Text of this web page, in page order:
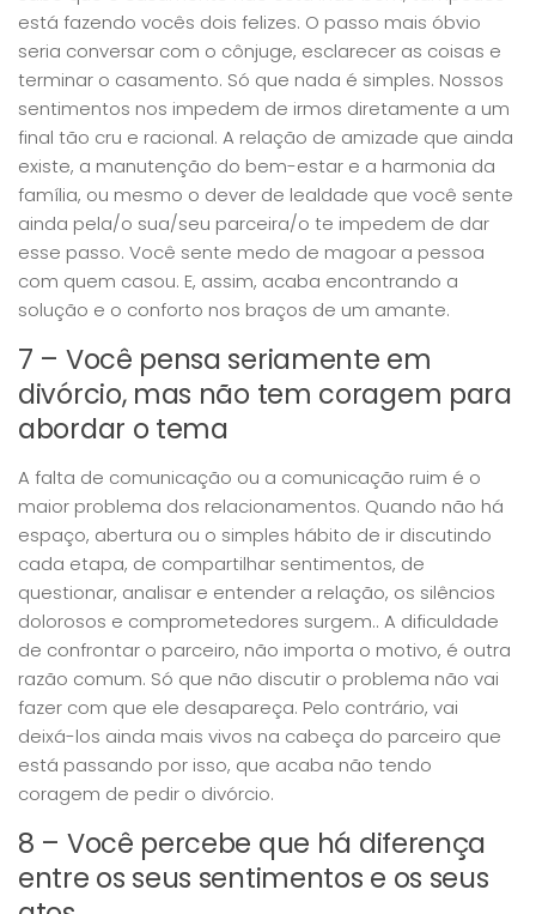
está fazendo vocês dois felizes. O passo mais óbvio
seria conversar com o cônjuge, esclarecer as coisas e
terminar o casamento. Só que nada é simples. Nossos
sentimentos nos impedem de irmos diretamente a um
final tão cru e racional. A relação de amizade que ainda
existe, a manutenção do bem-estar e a harmonia da
família, ou mesmo o dever de lealdade que você sente
ainda pela/o sua/seu parceira/o te impedem de dar
esse passo. Você sente medo de magoar a pessoa
com quem casou. E, assim, acaba encontrando a
solução e o conforto nos braços de um amante.
7 – Você pensa seriamente em
divórcio, mas não tem coragem para
abordar o tema
A falta de comunicação ou a comunicação ruim é o
maior problema dos relacionamentos. Quando não há
espaço, abertura ou o simples hábito de ir discutindo
cada etapa, de compartilhar sentimentos, de
questionar, analisar e entender a relação, os silêncios
dolorosos e comprometedores surgem.. A dificuldade
de confrontar o parceiro, não importa o motivo, é outra
razão comum. Só que não discutir o problema não vai
fazer com que ele desapareça. Pelo contrário, vai
deixá-los ainda mais vivos na cabeça do parceiro que
está passando por isso, que acaba não tendo
coragem de pedir o divórcio.
8 – Você percebe que há diferença
entre os seus sentimentos e os seus